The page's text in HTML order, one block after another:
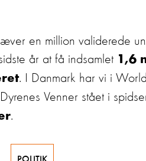
en million validerede
år at få indsamlet 1,6
. I Danmark har vi i
Venner stået i
.